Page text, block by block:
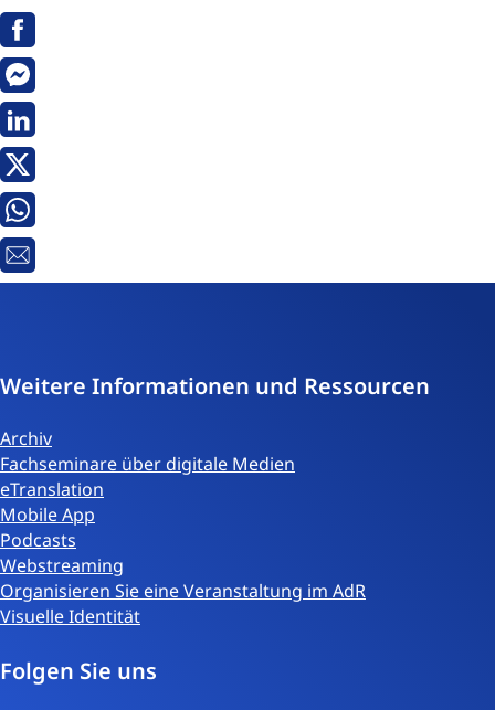
Facebook
Messenger
Linkedin
Twitter
Whatsapp
E-
Weitere Informationen und Ressourcen
Archiv
Fachseminare über digitale Medien
eTranslation
Mobile App
Podcasts
Webstreaming
Organisieren Sie eine Veranstaltung im AdR
Visuelle Identität
Folgen Sie uns